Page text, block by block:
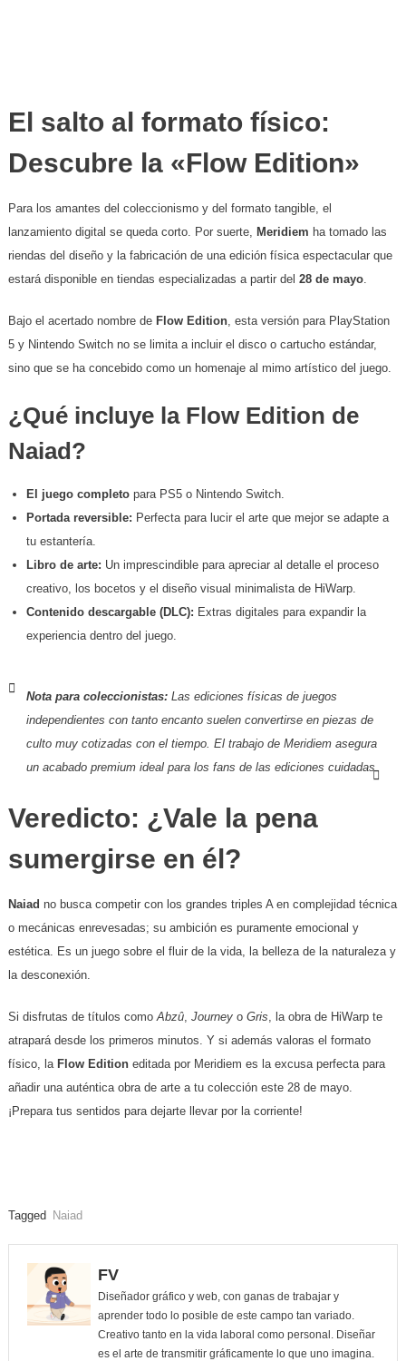
​El salto al formato físico:
Descubre la «Flow Edition»
​Para los amantes del coleccionismo y del formato tangible, el
lanzamiento digital se queda corto. Por suerte, Meridiem ha tomado las
riendas del diseño y la fabricación de una edición física espectacular que
estará disponible en tiendas especializadas a partir del 28 de mayo.
​Bajo el acertado nombre de Flow Edition, esta versión para PlayStation
5 y Nintendo Switch no se limita a incluir el disco o cartucho estándar,
sino que se ha concebido como un homenaje al mimo artístico del juego.
​¿Qué incluye la Flow Edition de
Naiad?
El juego completopara PS5 o Nintendo Switch.
Portada reversible: Perfecta para lucir el arte que mejor se adapte a
tu estantería.
Libro de arte: Un imprescindible para apreciar al detalle el proceso
creativo, los bocetos y el diseño visual minimalista de HiWarp.
Contenido descargable (DLC): Extras digitales para expandir la
experiencia dentro del juego.
Nota para coleccionistas:Las ediciones físicas de juegos
independientes con tanto encanto suelen convertirse en piezas de
culto muy cotizadas con el tiempo. El trabajo de Meridiem asegura
un acabado premium ideal para los fans de las ediciones cuidadas.
​Veredicto: ¿Vale la pena
sumergirse en él?
Naiad no busca competir con los grandes triples A en complejidad técnica
o mecánicas enrevesadas; su ambición es puramente emocional y
estética. Es un juego sobre el fluir de la vida, la belleza de la naturaleza y
la desconexión.
​Si disfrutas de títulos como Abzû, Journeyo Gris , la obra de HiWarp te
atrapará desde los primeros minutos. Y si además valoras el formato
físico, la Flow Editioneditada por Meridiem es la excusa perfecta para
añadir una auténtica obra de arte a tu colección este 28 de mayo.
¡Prepara tus sentidos para dejarte llevar por la corriente!
Tagged Naiad
FV
Diseñador gráfico y web, con ganas de trabajar y
aprender todo lo posible de este campo tan variado.
Creativo tanto en la vida laboral como personal. Diseñar
es el arte de transmitir gráficamente lo que uno imagina.